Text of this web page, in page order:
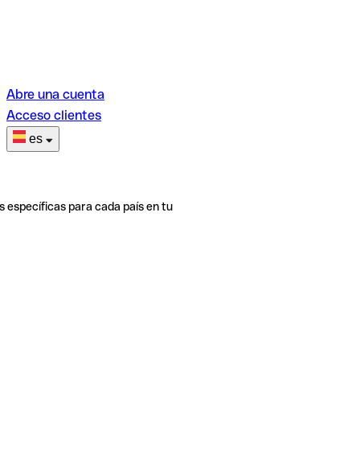
Abre una cuenta
Acceso clientes
es
específicas para cada país en tu